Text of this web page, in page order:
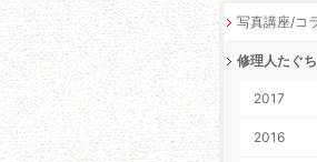
写真講座/コ
修理人たぐ
2017
2016